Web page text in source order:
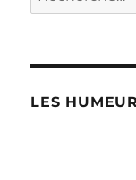
pour :
LES